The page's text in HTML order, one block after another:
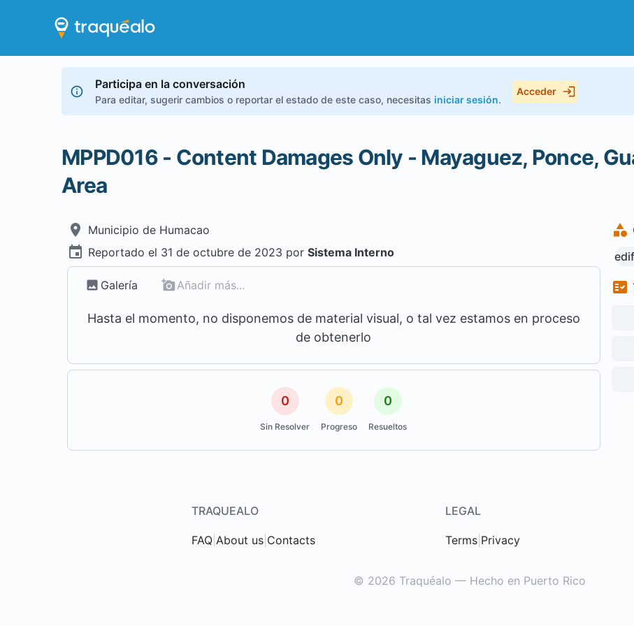
Participa en la conversación
Para editar, sugerir cambios o reportar el estado de este caso, necesitas iniciar sesión.
Acceder
MPPD016 - Content Damages Only - Mayaguez, Ponce,
Area
Municipio de Humacao
Reportado el 31 de octubre de 2023 por Sistema Interno
Galería Añadir más...
Hasta el momento, no disponemos de material visual, o tal vez estamos en proceso
de obtenerlo
0
Sin Resolver
0
Progreso
0
Resueltos
TRAQUEALO
FAQ About us Contacts
LEGAL
Terms Privacy
© 2026 Traquéalo — Hecho en Puerto Rico